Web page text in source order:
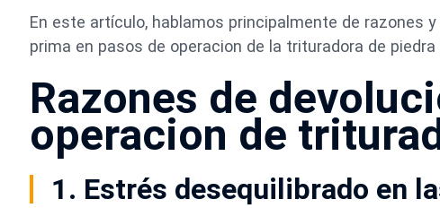
En este artículo, hablamos principalmente de razones
prima en pasos de operacion de la trituradora de piedra
Razones de
operacion de
1. Estrés desequilibrado en